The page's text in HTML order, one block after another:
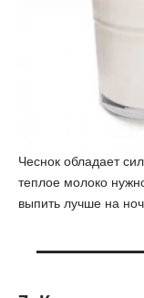
Чеснок обладает
теплое молоко
выпить лучше на